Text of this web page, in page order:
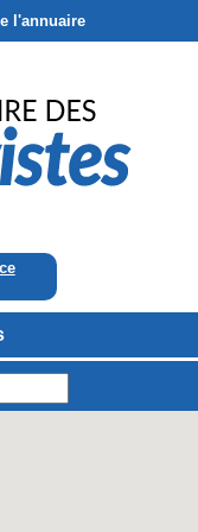
l'annuaire